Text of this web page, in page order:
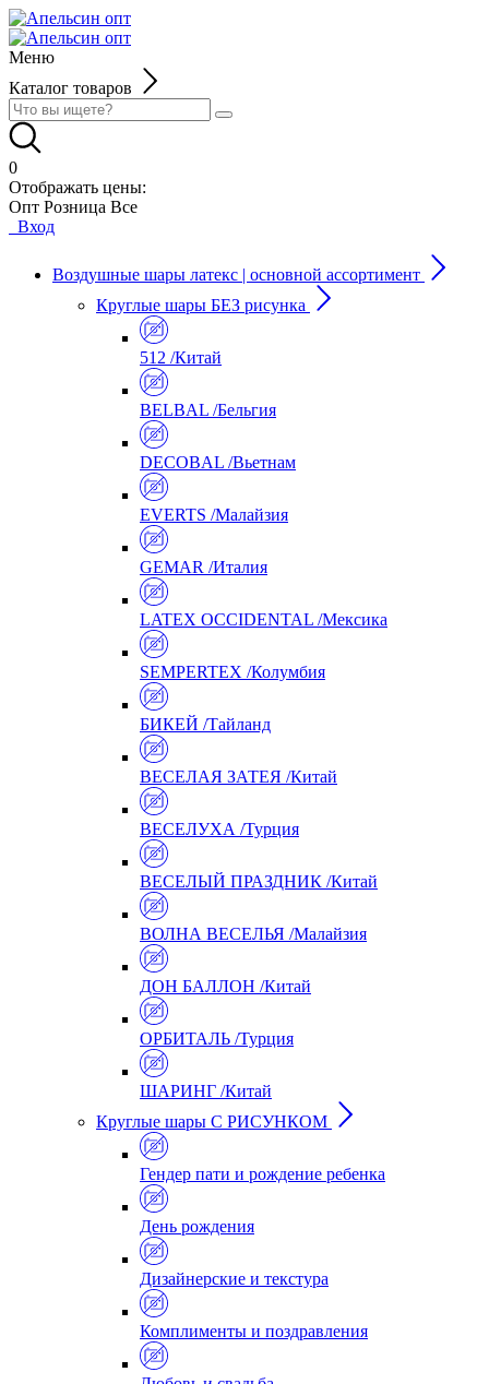
Меню
Каталог товаров
0
Отображать цены:
Опт Розница Все
Вход
Воздушные шары латекс | основной ассортимент
Круглые шары БЕЗ рисунка
512 /Китай
BELBAL /Бельгия
DECOBAL /Вьетнам
EVERTS /Малайзия
GEMAR /Италия
LATEX OCCIDENTAL /Мексика
SEMPERTEX /Колумбия
БИКЕЙ /Тайланд
ВЕСЕЛАЯ ЗАТЕЯ /Китай
ВЕСЕЛУХА /Турция
ВЕСЕЛЫЙ ПРАЗДНИК /Китай
ВОЛНА ВЕСЕЛЬЯ /Малайзия
ДОН БАЛЛОН /Китай
ОРБИТАЛЬ /Турция
ШАРИНГ /Китай
Круглые шары С РИСУНКОМ
Гендер пати и рождение ребенка
День рождения
Дизайнерские и текстура
Комплименты и поздравления